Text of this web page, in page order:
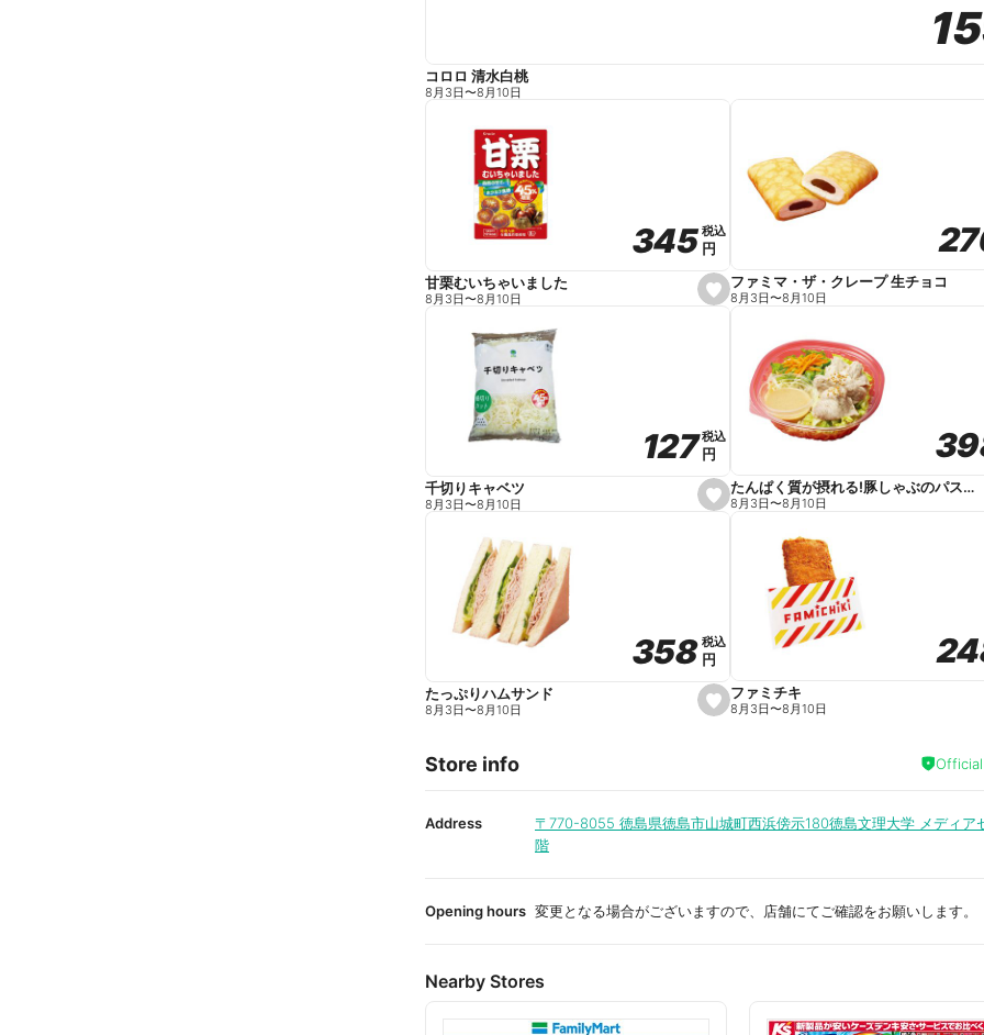
コロロ 清水白桃
8月3日〜8月10日
s
e
e
345
345税込
税込
円
円
甘栗むいちゃいました
8月3日〜8月10日
ファミマ・ザ・クレープ 生チョコ
8月3日〜8月10日
s
e
e
127
127税込
税込
円
円
千切りキャベツ
8月3日〜8月10日
たんぱく質が摂れる!豚しゃぶのパスタサラダ
8月3日〜8月10日
s
e
i
t
358
358税込
税込
円
円
たっぷりハムサンド
8月3日〜8月10日
ファミチキ
8月3日〜8月10日
Store info
Address 〒770-8055 徳島県徳島市山城町西浜傍示180徳島文理大学 メディア
階
Opening hours 変更となる場合がございますので、店舗にてご確認をお願いします。
Nearby Stores